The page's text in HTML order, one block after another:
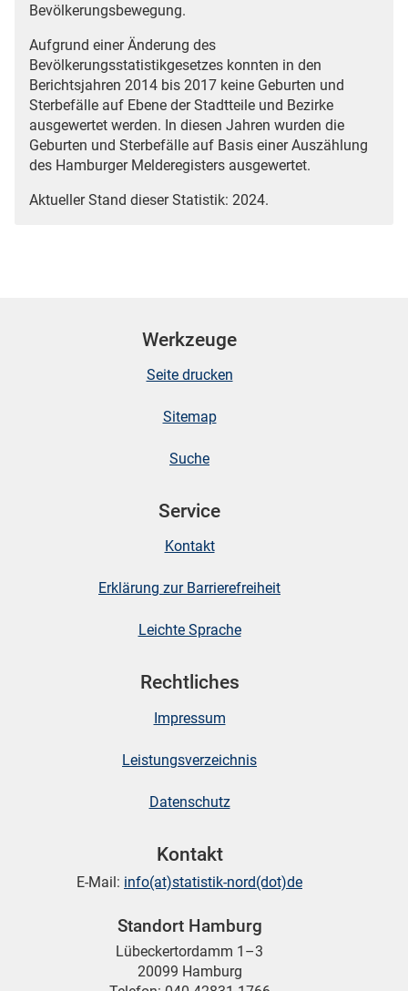
Bevölkerungsbewegung.
Aufgrund einer Änderung des
Bevölkerungsstatistikgesetzes konnten in den
Berichtsjahren 2014 bis 2017 keine Geburten und
Sterbefälle auf Ebene der Stadtteile und Bezirke
ausgewertet werden. In diesen Jahren wurden die
Geburten und Sterbefälle auf Basis einer Auszählung
des Hamburger Melderegisters ausgewertet.
Aktueller Stand dieser Statistik: 2024.
Werkzeuge
Seite drucken
Sitemap
Suche
Service
Kontakt
Erklärung zur Barrierefreiheit
Leichte Sprache
Rechtliches
Impressum
Leistungsverzeichnis
Datenschutz
Kontakt
E-Mail: info(at)statistik-nord(dot)de
Standort Hamburg
Lübeckertordamm 1–3
20099 Hamburg